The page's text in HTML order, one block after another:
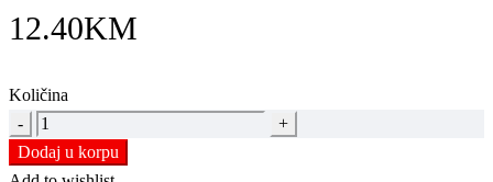
12.40KM
Količina
CIJEV
ZA
Dodaj u korpu